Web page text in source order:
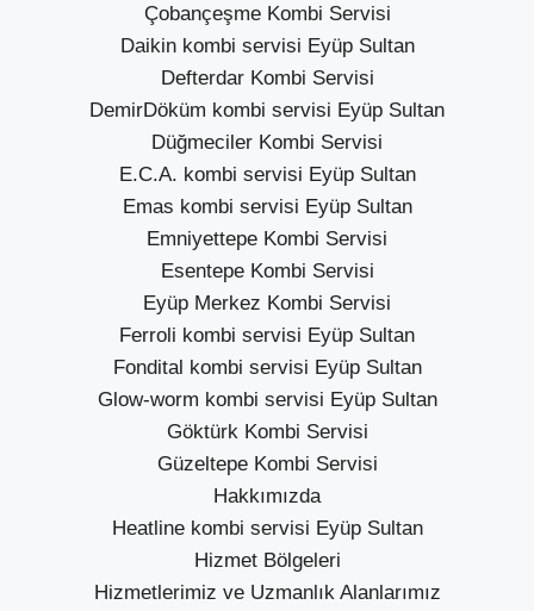
Çobançeşme Kombi Servisi
Daikin kombi servisi Eyüp Sultan
Defterdar Kombi Servisi
DemirDöküm kombi servisi Eyüp Sultan
Düğmeciler Kombi Servisi
E.C.A. kombi servisi Eyüp Sultan
Emas kombi servisi Eyüp Sultan
Emniyettepe Kombi Servisi
Esentepe Kombi Servisi
Eyüp Merkez Kombi Servisi
Ferroli kombi servisi Eyüp Sultan
Fondital kombi servisi Eyüp Sultan
Glow-worm kombi servisi Eyüp Sultan
Göktürk Kombi Servisi
Güzeltepe Kombi Servisi
Hakkımızda
Heatline kombi servisi Eyüp Sultan
Hizmet Bölgeleri
Hizmetlerimiz ve Uzmanlık Alanlarımız